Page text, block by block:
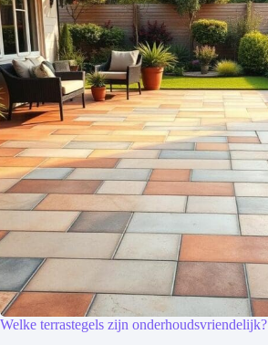
Welke terrastegels zijn onderhoudsvriendelijk?